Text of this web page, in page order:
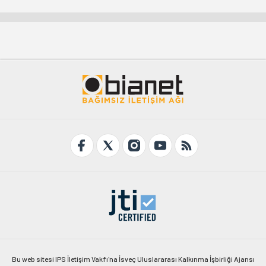
Bu web sitesi IPS İletişim Vakfı'na İsveç Uluslararası Kalkınma İşbirliği Ajansı